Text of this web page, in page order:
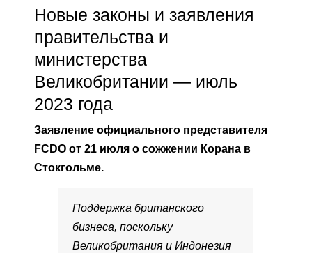
Новые законы и заявления
правительства и
министерства
Великобритании — июль
2023 года
Заявление официального представителя
FCDO от 21 июля о сожжении Корана в
Стокгольме.
Поддержка британского
бизнеса, поскольку
Великобритания и Индонезия